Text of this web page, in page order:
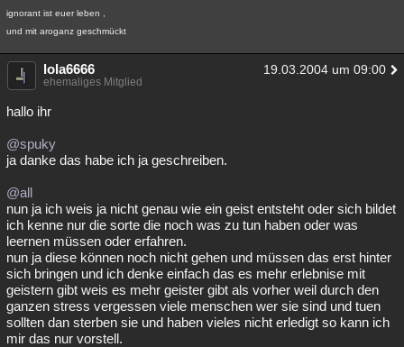
ignorant ist euer leben ,
und mit aroganz geschmückt
lola6666 19.03.2004 um 09:00
ehemaliges Mitglied
hallo ihr
@spuky
ja danke das habe ich ja geschreiben.
@all
nun ja ich weis ja nicht genau wie ein geist entsteht oder sich bildet
ich kenne nur die sorte die noch was zu tun haben oder was
leernen müssen oder erfahren.
nun ja diese können noch nicht gehen und müssen das erst hinter
sich bringen und ich denke einfach das es mehr erlebnise mit
geistern gibt weis es mehr geister gibt als vorher weil durch den
ganzen stress vergessen viele menschen wer sie sind und tuen
sollten dan sterben sie und haben vieles nicht erledigt so kann ich
mir das nur vorstell.